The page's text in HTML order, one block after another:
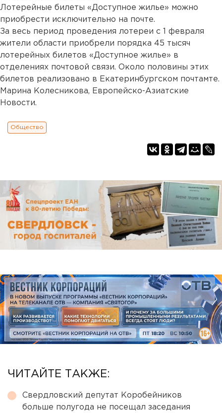
Лотерейные билеты «Доступное жилье» можно
приобрести исключительно на почте.
За весь период проведения лотереи с 1 февраля
жители области приобрели порядка 45 тысяч
лотерейных билетов «Доступное жилье» в
отделениях почтовой связи. Около половины этих
билетов реализовано в Екатеринбургском почтамте.
Марина Колесникова, Европейско-Азиатские
Новости.
Общество
ЧИТАЙТЕ ТАКЖЕ:
Свердловский депутат Коробейников
больше полугода не посещал заседания